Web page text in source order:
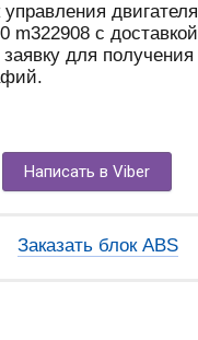
двигателя
m322908 с доставкой
для получения
Написать в Viber
Заказать блок ABS